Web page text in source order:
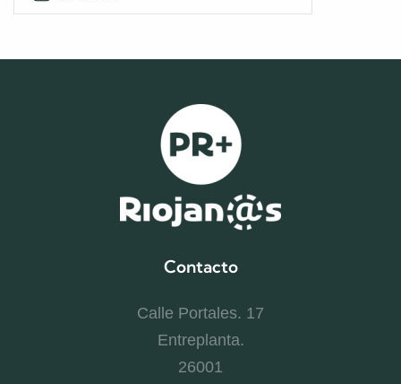
Contacto
Calle Portales. 17
Entreplanta.
26001